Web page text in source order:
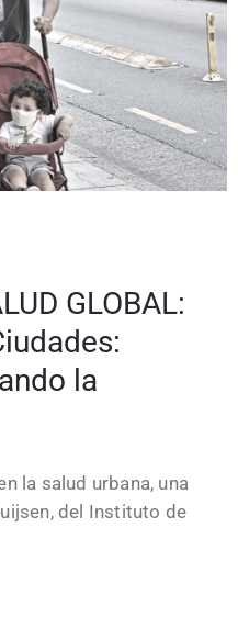
GLOBAL:
la
la salud urbana, una
del Instituto de